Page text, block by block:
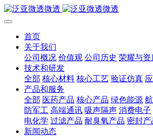
首页
关于我们
公司概况 价值观 公司历史 荣耀与资
技术和研发
全部 核心材料 核心工艺 验证仿真
产品和服务
全部 医药产品 核心产品 绿色能源
防军工 高端通讯 吸声隔声 消费电子
电化学 过滤产品 耐臭氧产品 密封产
新闻动态